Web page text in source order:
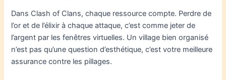
Dans Clash of Clans, chaque ressource compte. Perdre de
l’or et de l’élixir à chaque attaque, c’est comme jeter de
l’argent par les fenêtres virtuelles. Un village bien organisé
n’est pas qu’une question d’esthétique, c’est votre meilleure
assurance contre les pillages.